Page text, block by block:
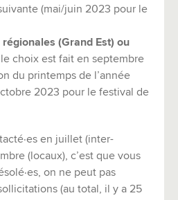
(mai/juin 2023 pour le
(Grand Est) ou
le choix est fait en septembre
du printemps de l’année
2023 pour le festival de
en juillet (inter-
(locaux), c’est que vous
on ne peut pas
(au total, il y a 25